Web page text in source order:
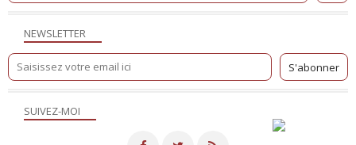
NEWSLETTER
SUIVEZ-MOI